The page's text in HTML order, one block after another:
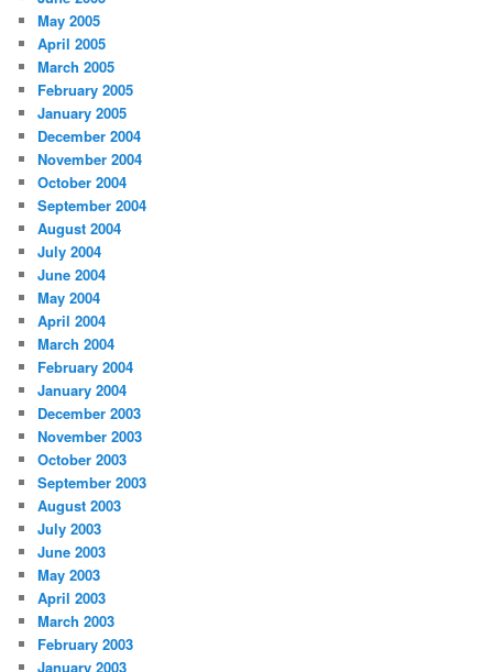
May 2005
April 2005
March 2005
February 2005
January 2005
December 2004
November 2004
October 2004
September 2004
August 2004
July 2004
June 2004
May 2004
April 2004
March 2004
February 2004
January 2004
December 2003
November 2003
October 2003
September 2003
August 2003
July 2003
June 2003
May 2003
April 2003
March 2003
February 2003
January 2003